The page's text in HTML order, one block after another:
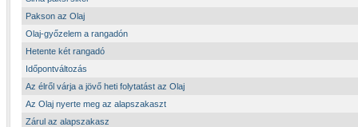
Pakson az Olaj
Olaj-győzelem a rangadón
Hetente két rangadó
Időpontváltozás
Az élről várja a jövő heti folytatást az Olaj
Az Olaj nyerte meg az alapszakaszt
Zárul az alapszakasz